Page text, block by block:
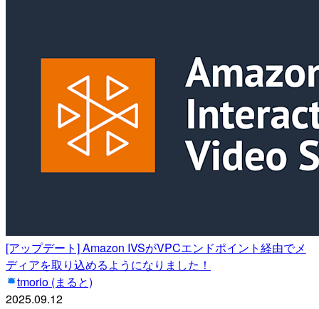
[アップデート] Amazon IVSがVPCエンドポイント経由でメ
ディアを取り込めるようになりました！
tmorio (まると)
2025.09.12